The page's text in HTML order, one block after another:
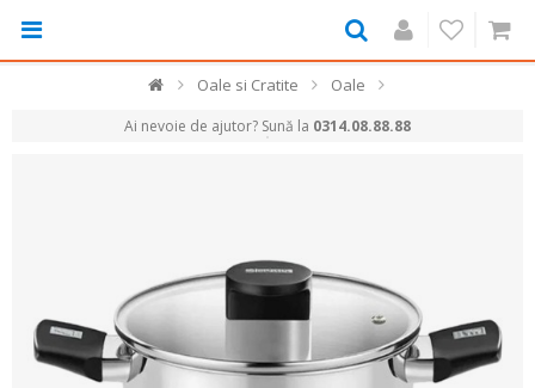
Oale si Cratite Oale
Ai nevoie de ajutor? Sună la 0314.08.88.88